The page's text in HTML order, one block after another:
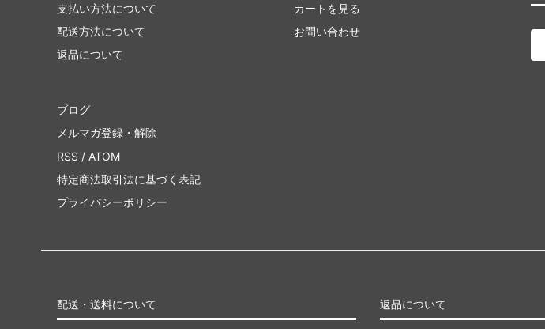
支払い方法について
配送方法について
返品について
カートを見る
お問い合わせ
ブログ
メルマガ登録・解除
RSS / ATOM
特定商法取引法に基づく表記
プライバシーポリシー
配送・送料について 返品について